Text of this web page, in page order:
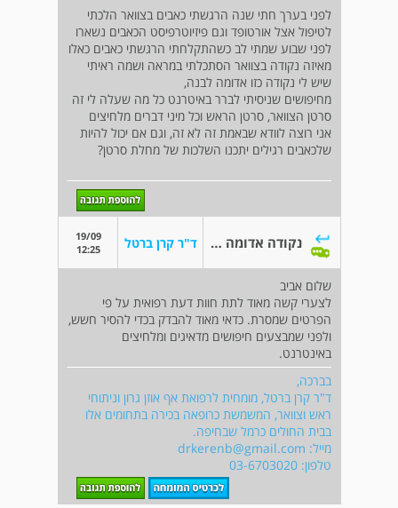
לפני בערך חתי שנה הרגשתי כאבים בצוואר הלכתי
לטיפול אצל אורטופד וגם פיזיוטרפיסט הכאבים נשארו
לפני שבוע שמתי לב כשהתקלחתי הרגשתי כאבים כאלו
מאיזה נקודה בצוואר הסתכלתי במראה ושמה ראיתי
שיש לי נקודה כזו אדומה לבנה,
מחיפושים שניסיתי לברר באיטרנט כל מה שעלה לי זה
סרטן הצוואר, סרטן הראש וכל מיני דברים מלחיצים
אני רוצה לוודא שבאמת זה לא זה, וגם אם יכול להיות
שלכאבים רגילים יתכנו השלכות של מחלת סרטן?
נקודה אדומה לבנה על הצוואר ד"ר קרן ברטל
19/09
12:25
שלום אביב
לצערי קשה מאוד לתת חוות דעת רפואית על פי
הפרטים שמסרת. כדאי מאוד להבדק בכדי להסיר חשש,
ולפני שמבצעים חיפושים מדאיגים ומלחיצים
באינטרנט.
בברכה,
ד"ר קרן ברטל, מומחית לרפואת אף אוזן גרון וניתוחי
ראש וצוואר, המשמשת כרופאה בכירה בתחומים אלו
בבית החולים כרמל שבחיפה.
מייל: drkerenb@gmail.com
טלפון: 03-6703020